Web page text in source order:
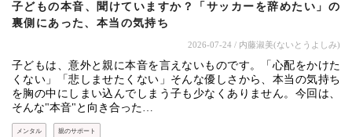
子どもの本音、聞けていますか？「サッカーを辞めたい」の
裏側にあった、本当の気持ち
2026-07-24 / 内藤淑美(ないとうよしみ)
子どもは、意外と親に本音を言えないものです。「心配をかけた
くない」「悲しませたくない」そんな優しさから、本当の気持ち
を胸の中にしまい込んでしまう子も少なくありません。今回は、
そんな"本音"と向き合った…
メンタル 親のサポート